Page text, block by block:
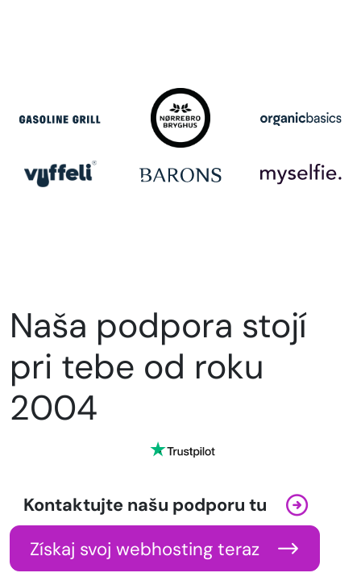
Naša podpora stojí
pri tebe od roku
2004
Kontaktujte našu podporu tu
Získaj svoj webhosting teraz